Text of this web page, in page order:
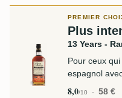
PREMIER
Plus
13 Years -
Pour ceux
espagnol
8,0/10
58 €